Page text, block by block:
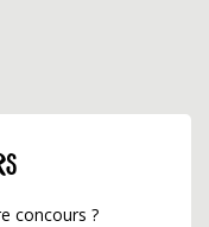
concours ?